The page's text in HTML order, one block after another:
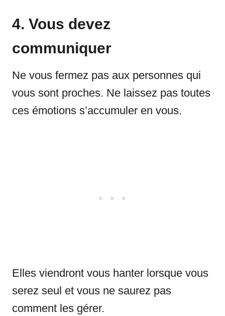
4. Vous devez
communiquer
Ne vous fermez pas aux personnes qui
vous sont proches. Ne laissez pas toutes
ces émotions s’accumuler en vous.
Elles viendront vous hanter lorsque vous
serez seul et vous ne saurez pas
comment les gérer.